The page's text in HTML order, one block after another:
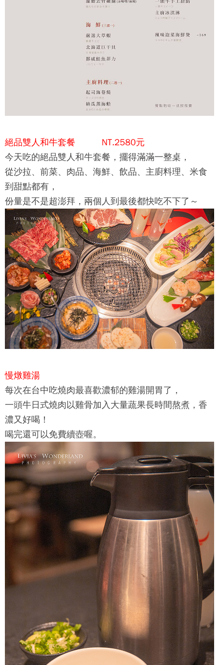
絕品雙人和牛套餐 NT.2580元
今天吃的絕品雙人和牛套餐，擺得滿滿一整桌，
從沙拉、前菜、肉品、海鮮、飲品、主廚料理、米食
到甜點都有，
份量是不是超澎拜，兩個人到最後都快吃不下了～
慢燉雞湯
每次在台中吃燒肉最喜歡濃郁的雞湯開胃了，
一頭牛日式燒肉以雞骨加入大量蔬果長時間熬煮，香
濃又好喝！
喝完還可以免費續壺喔。